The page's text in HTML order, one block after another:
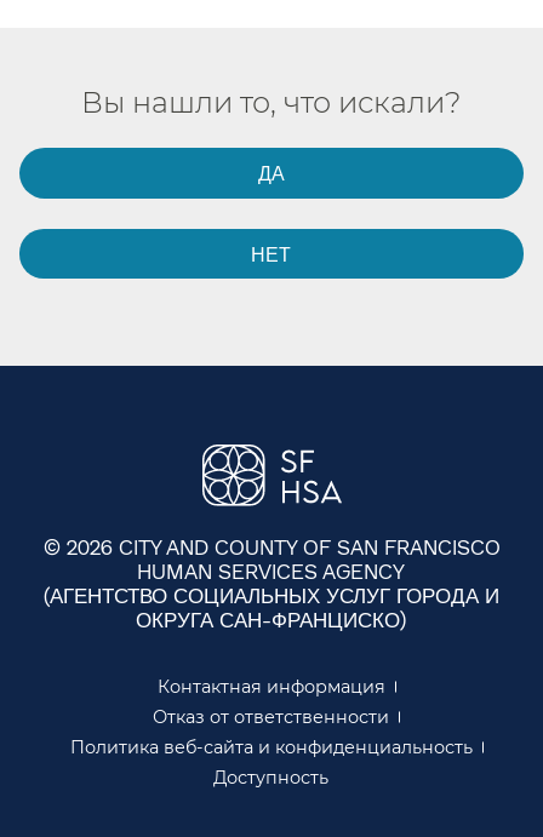
Вы нашли то, что искали?​​
ДА​​
НЕТ​​
© 2026 CITY AND COUNTY OF SAN FRANCISCO
HUMAN SERVICES AGENCY
(АГЕНТСТВО СОЦИАЛЬНЫХ УСЛУГ ГОРОДА И
ОКРУГА САН-ФРАНЦИСКО)​​
Контактная информация​​
Отказ от ответственности​​
Политика веб-сайта и конфиденциальность​​
Доступность​​